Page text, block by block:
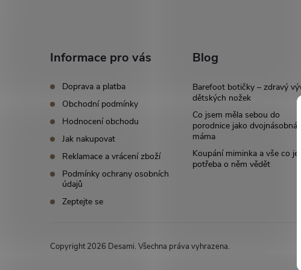
ý
p
i
s
Informace pro vás
Doprava a platba
Obchodní podmínky
Hodnocení obchodu
Jak nakupovat
Reklamace a vrácení zboží
Podmínky ochrany osobních
údajů
Zeptejte se
Blog
Barefoot botičky – zdravý
dětských nožek
Co jsem měla sebou do
porodnice jako dvojnásobná
máma
Koupání miminka a vše co je
potřeba o něm vědět
Copyright 2026 Desami. Všechna práva vyhrazena.